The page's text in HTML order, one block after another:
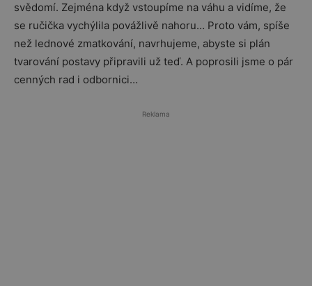
svědomí. Zejména když vstoupíme na váhu a vidíme, že
se ručička vychýlila povážlivě nahoru… Proto vám, spíše
než lednové zmatkování, navrhujeme, abyste si plán
tvarování postavy připravili už teď. A poprosili jsme o pár
cenných rad i odbornici…
Reklama